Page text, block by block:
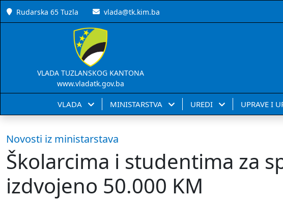
Rudarska 65 Tuzla vlada@tk.kim.ba
VLADA TUZLANSKOG KANTONA
www.vladatk.gov.ba
VLADA MINISTARSTVA UREDI UPRAVE I
Novosti iz ministarstava
Školarcima i studentima za
izdvojeno 50.000 KM